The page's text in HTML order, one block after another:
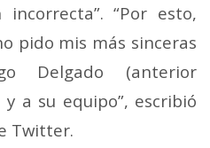
“Por esto,
pido mis más sinceras
Delgado (anterior
a su equipo”, escribió
Twitter.